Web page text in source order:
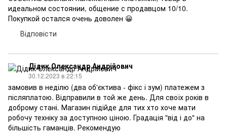
идеальном состоянии, общение с продавцом 10/10.
Покупкой остался очень доволен 😀
Відповісти
Дідик Олександр Андрійович
30.12.2023 в 22:15
замовив в неділю (два об'єктива - фікс і зум) платежем з
післяплатою. Відправили в той же день. Для своїх років в
доброму стані. Магазин підійде для тих хто хоче мати
робочу техніку за доступною ціною. Градація "від і до" на
більшість гаманців. Рекомендую